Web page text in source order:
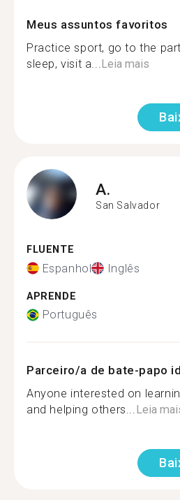
Meus assuntos favoritos
Practice sport, go to the
sleep, visit a...Leia mais
A.
San Salvador
FLUENTE
Espanhol Inglês
APRENDE
Português
Parceiro/a de bate-papo
Anyone interested on
and helping others...Leia